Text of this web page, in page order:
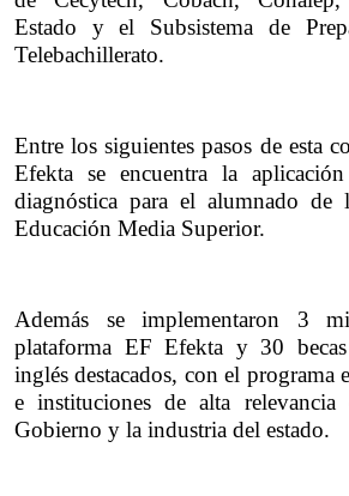
Estado y el Subsistema de
Telebachillerato.
Entre los siguientes pasos de esta
Efekta se encuentra la
diagnóstica para el alumnado de
Educación Media Superior.
Además se implementaron 3
plataforma EF Efekta y 30
inglés destacados, con el programa
e instituciones de alta relevancia
Gobierno y la industria del estado.